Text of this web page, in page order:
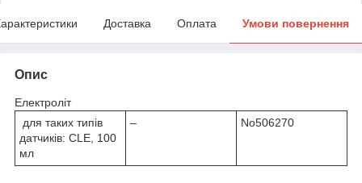
Доставка Оплата Умови повернення
Опис
Електроліт
для таких типів
датчиків: CLE, 100
мл
– No506270